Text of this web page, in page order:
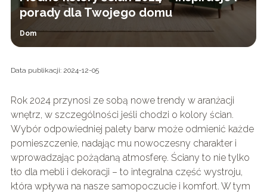
porady dla Twojego domu
Dom
Data publikacji: 2024-12-05
Rok 2024 przynosi ze sobą nowe trendy w aranżacji
wnętrz, w szczególności jeśli chodzi o kolory ścian.
Wybór odpowiedniej palety barw może odmienić każde
pomieszczenie, nadając mu nowoczesny charakter i
wprowadzając pożądaną atmosferę. Ściany to nie tylko
tło dla mebli i dekoracji – to integralna część wystroju,
która wpływa na nasze samopoczucie i komfort. W tym